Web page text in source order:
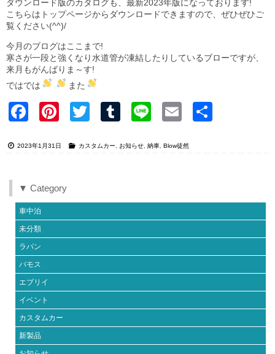
ダウンロード版のカタログも、最新2023年版になっております!
こちらはトップページからダウンロードできますので、ぜひぜひご
覧ください(^^)/
今月のブログはここまで!
寒さが一段と強くなり水道管が凍結したりしているブローですが、
来月もがんばりま～す!
ではでは
また
Faceb Pinter Twitter Tumblr Line Email
2023年1月31日 カスタムカー お知らせ ,納車 ,Blow徒然
▼ Category
車中泊
未分類
ラパン
バモス
エブリイ
イベント
カスタムカー
新製品